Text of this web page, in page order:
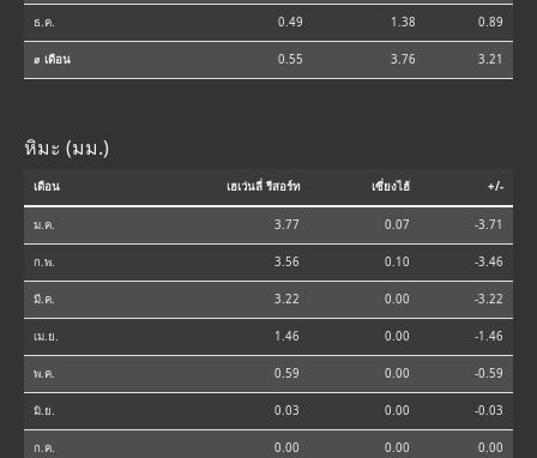
ธ.ค. 0.49 1.38 0.89
⌀ เดือน 0.55 3.76 3.21
หิมะ (มม.)
เดือน เฮเว่นลี่ รีสอร์ท เซี่ยงไฮ้ +/-
ม.ค. 3.77 0.07 -3.71
ก.พ. 3.56 0.10 -3.46
มี.ค. 3.22 0.00 -3.22
เม.ย. 1.46 0.00 -1.46
พ.ค. 0.59 0.00 -0.59
มิ.ย. 0.03 0.00 -0.03
ก.ค. 0.00 0.00 0.00